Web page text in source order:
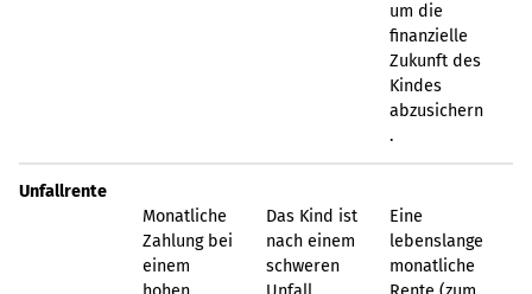
um die
finanzielle
Zukunft des
Kindes
abzusichern
.
Unfallrente
Monatliche
Zahlung bei
einem
Das Kind ist
nach einem
schweren
Eine
lebenslange
monatliche